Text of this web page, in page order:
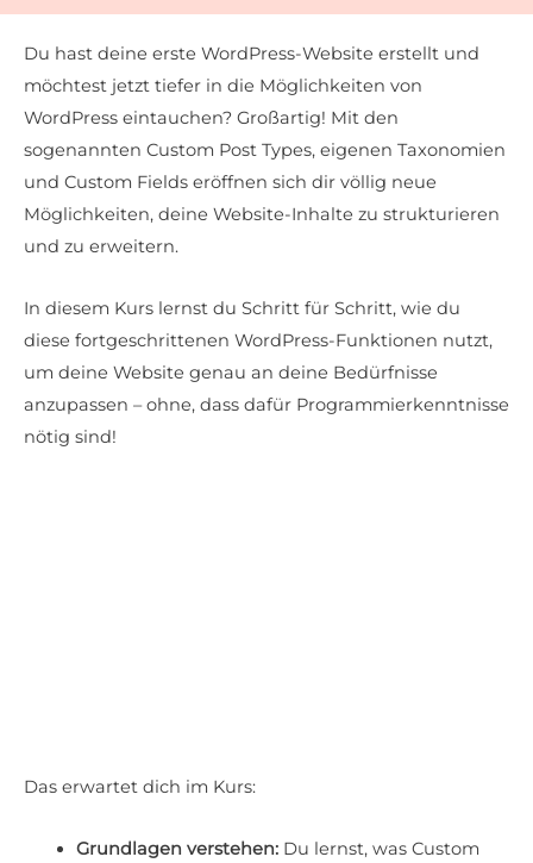
Du hast deine erste WordPress-Website erstellt und
möchtest jetzt tiefer in die Möglichkeiten von
WordPress eintauchen? Großartig! Mit den
sogenannten Custom Post Types, eigenen Taxonomien
und Custom Fields eröffnen sich dir völlig neue
Möglichkeiten, deine Website-Inhalte zu strukturieren
und zu erweitern.
In diesem Kurs lernst du Schritt für Schritt, wie du
diese fortgeschrittenen WordPress-Funktionen nutzt,
um deine Website genau an deine Bedürfnisse
anzupassen – ohne, dass dafür Programmierkenntnisse
nötig sind!
Das erwartet dich im Kurs:
Grundlagen verstehen:Du lernst, was Custom